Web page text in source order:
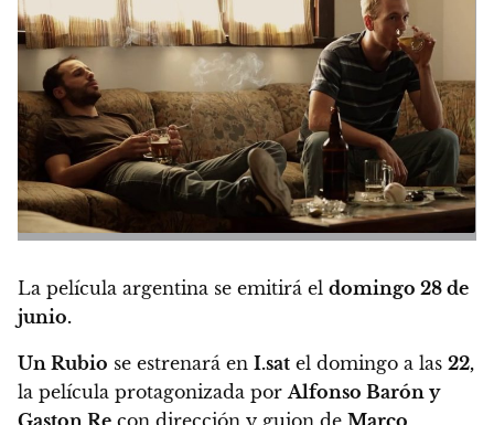
La película argentina se emitirá el domingo 28 de
junio.
Un Rubio se estrenará en I.sat el domingo a las 22,
la película protagonizada por Alfonso Barón y
Gaston Re con dirección y guion de Marco